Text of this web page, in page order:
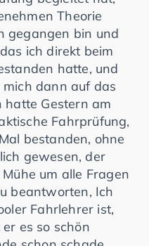
Theorie
gegangen bin und
ich direkt beim
hatte, und
dann auf das
hatte Gestern am
Fahrprüfung,
bestanden, ohne
gewesen, der
um alle Fragen
beantworten, Ich
Fahrlehrer ist,
es so schön